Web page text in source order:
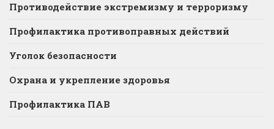
Противодействие экстремизму и терроризму
Профилактика противоправных действий
Уголок безопасности
Охрана и укрепление здоровья
Профилактика ПАВ